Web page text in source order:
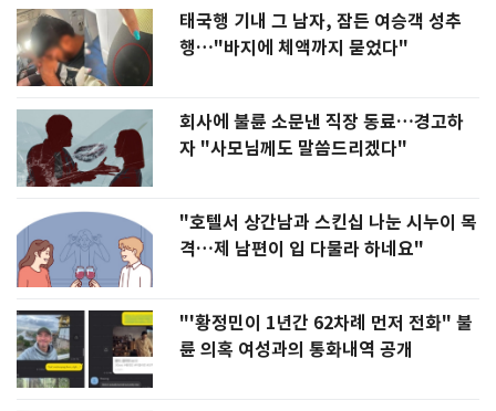
태국행 기내 그 남자, 잠든 여승객 성추
행…"바지에 체액까지 묻었다"
회사에 불륜 소문낸 직장 동료…경고하
자 "사모님께도 말씀드리겠다"
"호텔서 상간남과 스킨십 나눈 시누이 목
격…제 남편이 입 다물라 하네요"
"'황정민이 1년간 62차례 먼저 전화" 불
륜 의혹 여성과의 통화내역 공개